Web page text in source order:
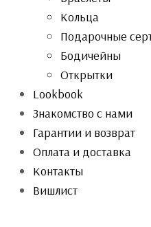
Кольца
Подарочные
Бодичейны
Открытки
Lookbook
Знакомство с нами
Гарантии и возврат
Оплата и доставка
Контакты
Вишлист